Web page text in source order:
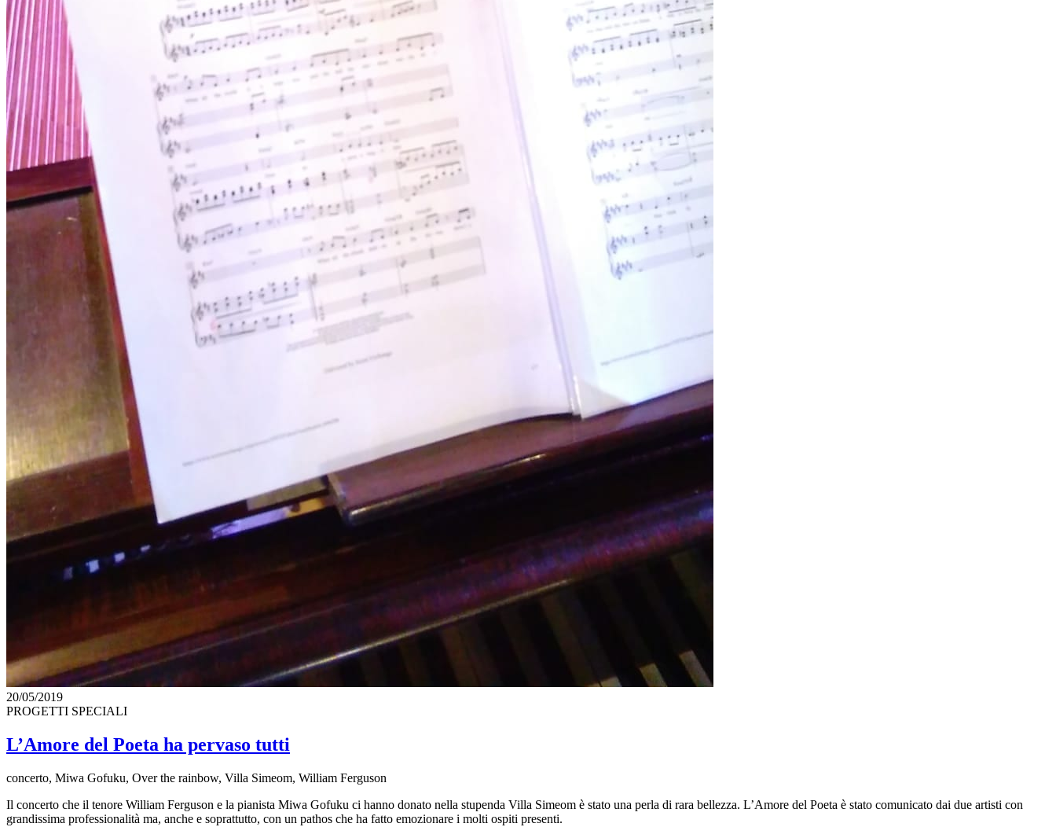
20/05/2019
PROGETTI SPECIALI
L’Amore del Poeta ha pervaso tutti
concerto, Miwa Gofuku, Over the rainbow, Villa Simeom, William Ferguson
Il concerto che il tenore William Ferguson e la pianista Miwa Gofuku ci hanno donato nella stupenda Villa Simeom è stato una perla di rara bellezza. L’Amore del Poeta è stato comunicato dai due artisti con
grandissima professionalità ma, anche e soprattutto, con un pathos che ha fatto emozionare i molti ospiti presenti.